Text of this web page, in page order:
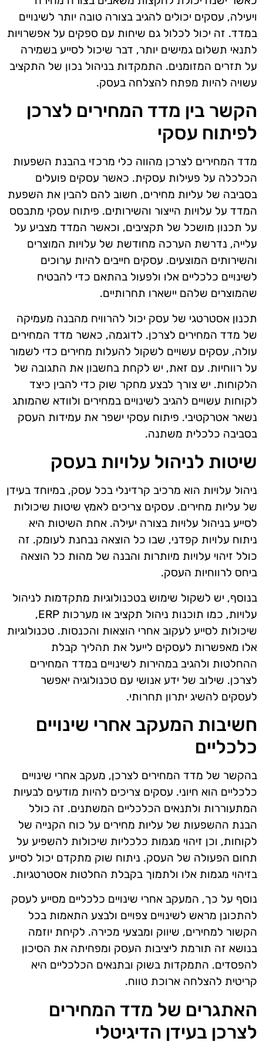
ויעילה, עסקים יכולים להגיב בצורה טובה יותר לשינויים
במדד. זה יכול לכלול גם שיחות עם ספקים על אפשרויות
לתנאי תשלום גמישים יותר, דבר שיכול לסייע בשמירה
על תזרים המזומנים. התמקדות בניהול נכון של התקציב
עשויה להיות מפתח להצלחה בעסק.
הקשר בין מדד המחירים לצרכן
לפיתוח עסקי
מדד המחירים לצרכן מהווה כלי מרכזי בהבנת השפעות
הכלכלה על פעילות עסקית. כאשר עסקים פועלים
בסביבה של עליות מחירים, חשוב להם להבין את השפעת
המדד על עלויות הייצור והשירותים. פיתוח עסקי מתבסס
על תכנון מושכל של תקציבים, וכאשר המדד מצביע על
עלייה, נדרשת הערכה מחודשת של עלויות המוצרים
והשירותים המוצעים. עסקים חייבים להיות ערוכים
לשינויים כלכליים אלו ולפעול בהתאם כדי להבטיח
שהמוצרים שלהם יישארו תחרותיים.
תכנון אסטרטגי של עסק יכול להרוויח מהבנה מעמיקה
של מדד המחירים לצרכן. לדוגמה, כאשר מדד המחירים
עולה, עסקים עשויים לשקול להעלות מחירים כדי לשמור
על רווחיות. עם זאת, יש לקחת בחשבון את התגובה של
הלקוחות. יש צורך לבצע מחקר שוק כדי להבין כיצד
לקוחות עשויים להגיב לשינויים במחירים ולוודא שהמותג
נשאר אטרקטיבי. פיתוח עסקי ישפר את עמידות העסק
בסביבה כלכלית משתנה.
שיטות לניהול עלויות בעסק
ניהול עלויות הוא מרכיב קרדינלי בכל עסק, במיוחד בעידן
של עליות מחירים. עסקים צריכים לאמץ שיטות שיכולות
לסייע בניהול עלויות בצורה יעילה. אחת השיטות היא
ניתוח עלויות קפדני, שבו כל הוצאה נבחנת לעומק. זה
כולל זיהוי עלויות מיותרות והבנה של מהות כל הוצאה
ביחס לרווחיות העסק.
בנוסף, יש לשקול שימוש בטכנולוגיות מתקדמות לניהול
עלויות, כמו תוכנות ניהול תקציב או מערכות ERP,
שיכולות לסייע לעקוב אחרי הוצאות והכנסות. טכנולוגיות
אלו מאפשרות לעסקים לייעל את תהליך קבלת
ההחלטות ולהגיב במהירות לשינויים במדד המחירים
לצרכן. שילוב של ידע אנושי עם טכנולוגיה יאפשר
לעסקים להשיג יתרון תחרותי.
חשיבות המעקב אחרי שינויים
כלכליים
בהקשר של מדד המחירים לצרכן, מעקב אחרי שינויים
כלכליים הוא חיוני. עסקים צריכים להיות מודעים לבעיות
המתעוררות ולתנאים הכלכליים המשתנים. זה כולל
הבנת ההשפעות של עליות מחירים על כוח הקנייה של
לקוחות, וכן זיהוי מגמות כלכליות שיכולות להשפיע על
תחום הפעולה של העסק. ניתוח שוק מתקדם יכול לסייע
בזיהוי מגמות אלו ולתמוך בקבלת החלטות אסטרטגיות.
נוסף על כך, המעקב אחרי שינויים כלכליים מסייע לעסק
להתכונן מראש לשינויים צפויים ולבצע התאמות בכל
הקשור למחירים, שיווק ומבצעי מכירה. לקיחת יוזמה
בנושא זה תורמת ליציבות העסק ומפחיתה את הסיכון
להפסדים. התמקדות בשוק ובתנאים הכלכליים היא
קריטית להצלחה ארוכת טווח.
האתגרים של מדד המחירים
לצרכן בעידן הדיגיטלי